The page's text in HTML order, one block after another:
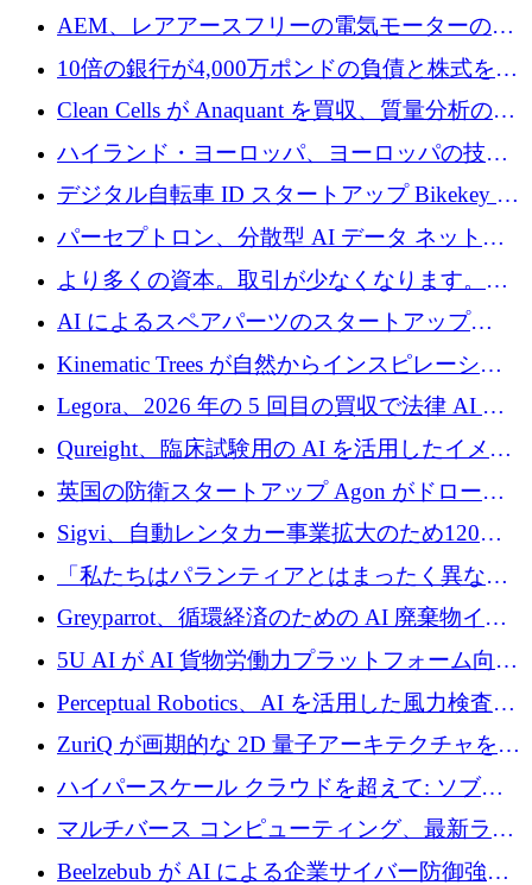
ルを獲得し、企業運営向けにエージェント AI
を拡張
AEM、レアアースフリーの電気モーターの革
新を加速するために1,600万ポンドを確保
10倍の銀行が4,000万ポンドの負債と株式を調
達
Clean Cells が Anaquant を買収、質量分析の専
門知識によるバイオ医薬品の品質管理を拡大
ハイランド・ヨーロッパ、ヨーロッパの技術
規模拡大を支援するために11億ユーロのファ
ンドVIを閉鎖
デジタル自転車 ID スタートアップ Bikekey が
TÖNNJES への投資を確保
パーセプトロン、分散型 AI データ ネットワ
ークの構築に 650 万ドルを調達
より多くの資本。取引が少なくなります。
2026 年上半期がヨーロッパのテクノロジーに
ついて語ること
AI によるスペアパーツのスタートアップ
Intropy が 1,100 万ドルを調達
Kinematic Trees が自然からインスピレーショ
ンを得たロボット ソフトウェアを拡張するた
めに 58 万 5,000 ポンドを調達
Legora、2026 年の 5 回目の買収で法律 AI ス
タートアップ Wexler を買収
Qureight、臨床試験用の AI を活用したイメー
ジング プラットフォームを拡張するためにシ
リーズ B で 2,000 万ドルを確保
英国の防衛スタートアップ Agon がドローン
攻撃に対抗する仮想戦場を構築、3,000 万ドル
を調達
Sigvi、自動レンタカー事業拡大のため120万
ユーロを調達
「私たちはパランティアとはまったく異なる
会社です」とフランス人の「控えめな」後任
者は言う
Greyparrot、循環経済のための AI 廃棄物イン
テリジェンスを拡張するためにシリーズ B で
2,700 万ドルを確保
5U AI が AI 貨物労働力プラットフォーム向け
に 320 万ドルのプレシードを獲得
Perceptual Robotics、AI を活用した風力検査の
規模拡大に向けて 400 万ポンド以上を確保
ZuriQ が画期的な 2D 量子アーキテクチャを拡
張するために 2,550 万ドルを調達
ハイパースケール クラウドを超えて: ソブリ
ン コンピューティングに対する DFINITY の
ビジョン
マルチバース コンピューティング、最新ラウ
ンドで最大 5 億 7,000 万ドルを目標
Beelzebub が AI による企業サイバー防御強化